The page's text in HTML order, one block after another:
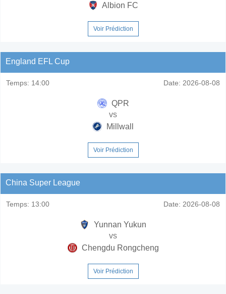
Albion FC
Voir Prédiction
England EFL Cup
Temps: 14:00 Date: 2026-08-08
QPR
vs
Millwall
Voir Prédiction
China Super League
Temps: 13:00 Date: 2026-08-08
Yunnan Yukun
vs
Chengdu Rongcheng
Voir Prédiction